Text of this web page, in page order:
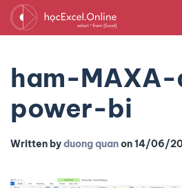
ham-
power-bi
Written byduong quanon14/06/